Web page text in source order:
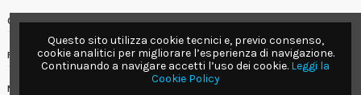
Contact us
Follow us
Newsletter
Questo sito utilizza cookie tecnici e, previo consenso,
cookie analitici per migliorare l’esperienza di navigazione.
Continuando a navigare accetti l’uso dei cookie. Leggi la
Cookie Policy